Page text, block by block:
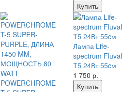
Купить
POWERCHROME
Лампа Life-
spectrum Fluval
T5 24Вт 55cм
1 750 р.
Купить